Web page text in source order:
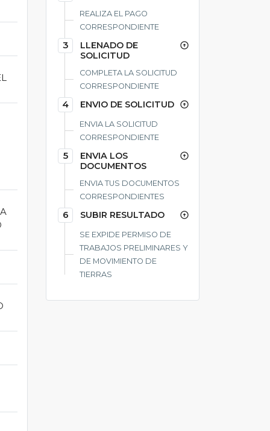
REALIZA EL PAGO
CORRESPONDIENTE
3
LLENADO DE
SOLICITUD
arrow_circle_up
COMPLETA LA SOLICITUD
CORRESPONDIENTE
4 ENVIO DE SOLICITUD arrow_circle_up
ENVIA LA SOLICITUD
CORRESPONDIENTE
5
ENVIA LOS
DOCUMENTOS
arrow_circle_up
ENVIA TUS DOCUMENTOS
CORRESPONDIENTES
6 SUBIR RESULTADO arrow_circle_up
SE EXPIDE PERMISO DE
TRABAJOS PRELIMINARES Y
DE MOVIMIENTO DE
TIERRAS